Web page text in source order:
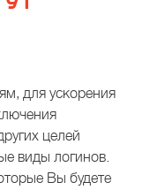
для ускорения
целей
виды логинов.
Вы будете